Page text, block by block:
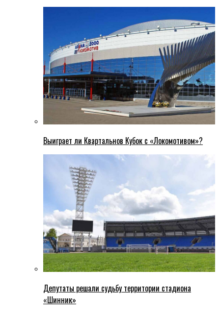
Выиграет ли Квартальнов Кубок с «Локомотивом»?
Депутаты решали судьбу территории стадиона
«Шинник»